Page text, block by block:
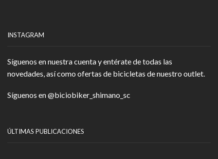
INSTAGRAM
Síguenos en nuestra cuenta y entérate de todas las
novedades, así como ofertas de bicicletas de nuestro outlet.
Síguenos en@biciobiker_shimano_sc
ÚLTIMAS PUBLICACIONES